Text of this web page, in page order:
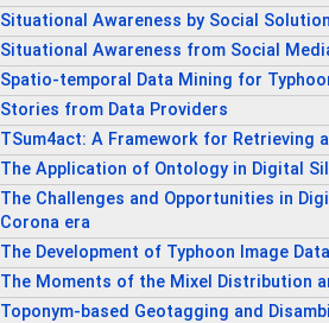
Situational Awareness by Social
Situational Awareness from Social
Spatio-temporal Data Mining for
Stories from Data Providers
TSum4act: A Framework for Retrieving
The Application of Ontology in Digital
The Challenges and Opportunities in
Corona era
The Development of Typhoon Image
The Moments of the Mixel Distribution
Toponym-based Geotagging and